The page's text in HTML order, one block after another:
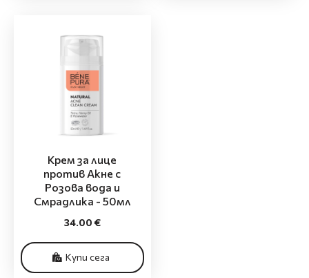
Крем за лице
против Акне с
Розова вода и
Смрадлика - 50мл
34.00 €
Купи сега